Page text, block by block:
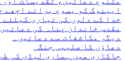
ایینوک کو یسوع برائے اچھے
خدا کے دلوں کی تیاری کیلئے
مقدس خاندان پناہ کی
دیگر مکاشفات سے دعائیں۔
دعاؤں کا صلیبی جنگ
جاکاری میں ہماری لیڈی کی